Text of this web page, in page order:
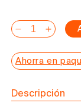
Reducir
para
de
Huesos
para
de
Ahorra en
Descripción